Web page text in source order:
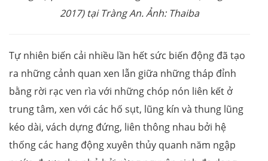
2017) tại Tràng An. Ảnh: Thaiba
Tự nhiên biến cải nhiều lần hết sức biến động đã tạo
ra những cảnh quan xen lẫn giữa những tháp đỉnh
bằng rời rạc ven rìa với những chóp nón liên kết ở
trung tâm, xen với các hố sụt, lũng kín và thung lũng
kéo dài, vách dựng đứng, liên thông nhau bởi hệ
thống các hang động xuyên thủy quanh năm ngập